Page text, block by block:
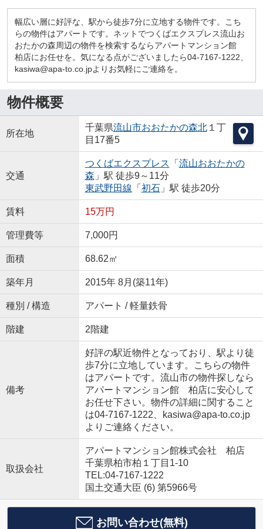
幅広い層に好評な、駅から徒歩7分に立地する物件です。こち
らの物件はアパートです。ネットでつくばエクスプレス流山お
おたかの森周辺の物件を検索するならアパートマンション館
柏店にお任せを。気になる点がございましたら04-7167-1222、
kasiwa@apa-to.co.jpよりお気軽にご連絡を。
物件概要
所在地
千葉県流山市おおたかの森北１丁
目17番5
交通
つくばエクスプレス 「 流山おおたかの
森 」駅 徒歩9～11分
東武野田線 「 初石」駅 徒歩20分
賃料 15万円
管理費等 7,000円
面積 68.62㎡
築年月 2015年 8月(築11年)
種別 / 構造 アパート / 軽量鉄骨
階建 2階建
備考
好評の駅近物件となっており、駅より徒
歩7分に立地しています。こちらの物件
はアパートです。流山市の物件探しなら
アパートマンション館 柏店に安心して
お任せ下さい。物件の詳細に関すること
は04-7167-1222、kasiwa@apa-to.co.jp
よりご連絡ください。
取扱会社
アパートマンション館株式会社 柏店
千葉県柏市柏１丁目1-10
TEL:04-7167-1222
国土交通大臣 (6) 第5966号
お問い合わせ(無料)